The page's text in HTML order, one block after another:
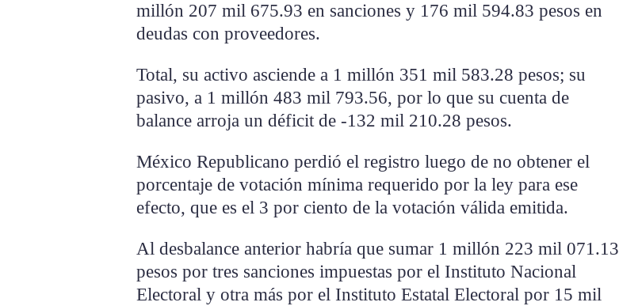
millón 207 mil 675.93 en sanciones y 176 mil 594.83 pesos en
deudas con proveedores.
Total, su activo asciende a 1 millón 351 mil 583.28 pesos; su
pasivo, a 1 millón 483 mil 793.56, por lo que su cuenta de
balance arroja un déficit de -132 mil 210.28 pesos.
México Republicano perdió el registro luego de no obtener el
porcentaje de votación mínima requerido por la ley para ese
efecto, que es el 3 por ciento de la votación válida emitida.
Al desbalance anterior habría que sumar 1 millón 223 mil 071.13
pesos por tres sanciones impuestas por el Instituto Nacional
Electoral y otra más por el Instituto Estatal Electoral por 15 mil